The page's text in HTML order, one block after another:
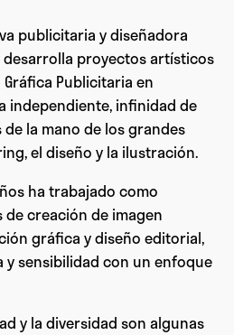
publicitaria y diseñadora
desarrolla proyectos artísticos
Publicitaria en
independiente, infinidad de
la mano de los grandes
el diseño y la ilustración.
ha trabajado como
creación de imagen
gráfica y diseño editorial,
sensibilidad con un enfoque
y la diversidad son algunas